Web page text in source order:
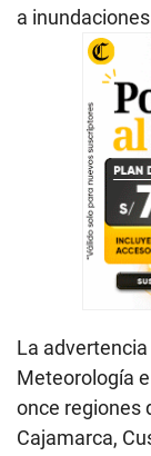
a
La
Meteorología
once regiones
Cajamarca,